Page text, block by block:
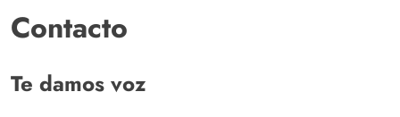
Contacto
Te damos voz